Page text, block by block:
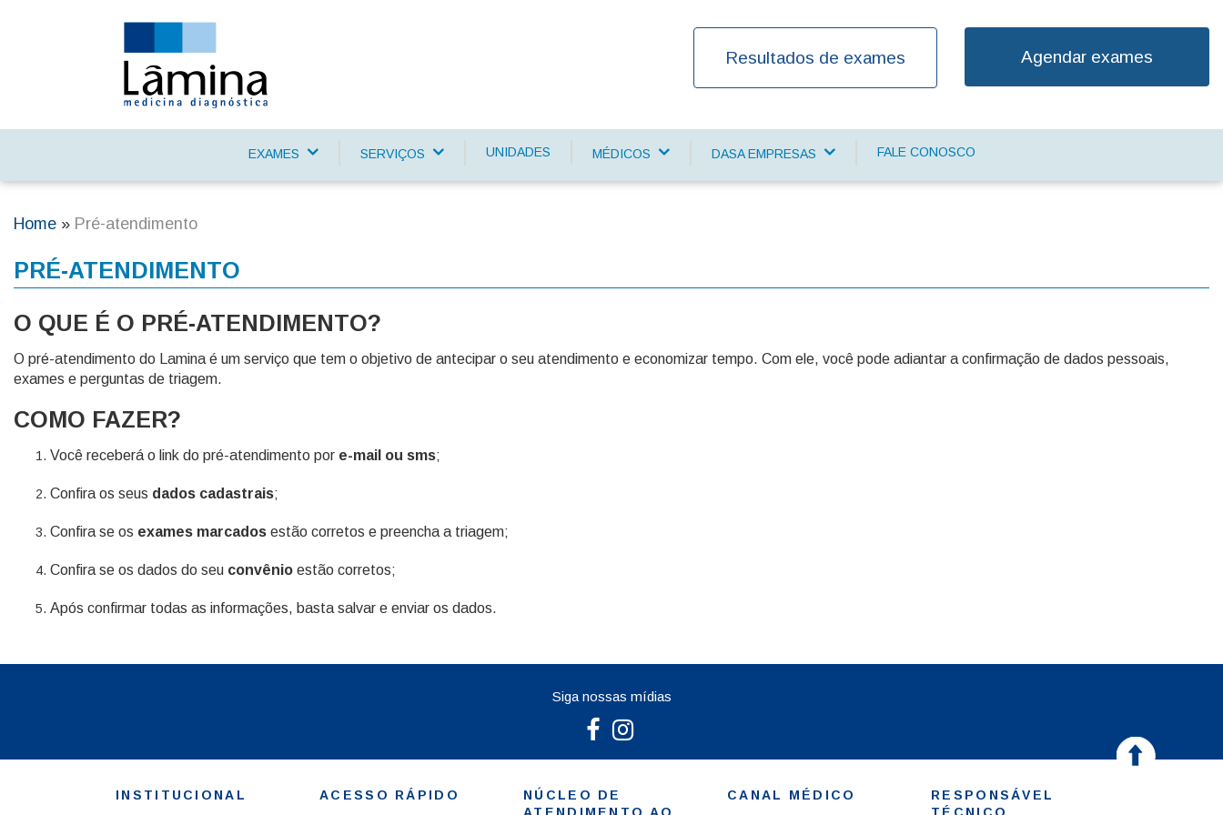
Resultados de exames Agendar exames
navigation
EXAMES SERVIÇOS UNIDADES MÉDICOS DASA EMPRESAS FALE CONOSCO
Home Pré-atendimento
PRÉ-ATENDIMENTO
O QUE É O PRÉ-ATENDIMENTO?
O pré-atendimento do Lamina é um serviço que tem o objetivo de antecipar o seu atendimento e economizar tempo. Com ele, você pode adiantar a confirmação de dados pessoais,
exames e perguntas de triagem.
COMO FAZER?
Você receberá o link do pré-atendimento por e-mail ou sms;
Confira os seus dados cadastrais;
Confira se os exames marcados estão corretos e preencha a triagem;
Confira se os dados do seu convênio estão corretos;
Após confirmar todas as informações, basta salvar e enviar os dados.
Siga nossas mídias
INSTITUCIONAL ACESSO RÁPIDO
NÚCLEO DE
CANAL MÉDICO
RESPONSÁVEL